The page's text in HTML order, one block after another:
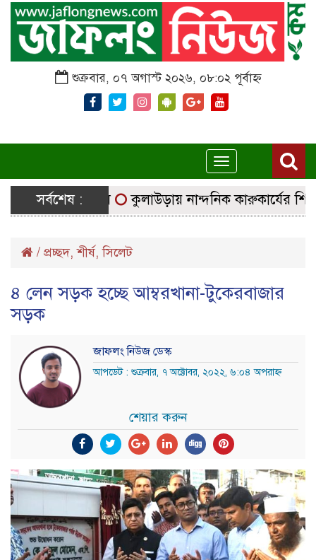
শুক্রবার, ০৭ অগাস্ট ২০২৬, ০৮:০২ পূর্বাহ্ন
Toggle
navigation
সর্বশেষ :
সরঞ্জাম কুলাউড়ায় নান্দনিক কারুকার্যের শিব
/ প্রচ্ছদ,শীর্ষ,সিলেট
৪ লেন সড়ক হচ্ছে আম্বরখানা-টুকেরবাজার
সড়ক
জাফলং নিউজ ডেস্ক
আপডেট : শুক্রবার, ৭ অক্টোবর, ২০২২, ৬:০৪ অপরাহ্ন
শেয়ার করুন